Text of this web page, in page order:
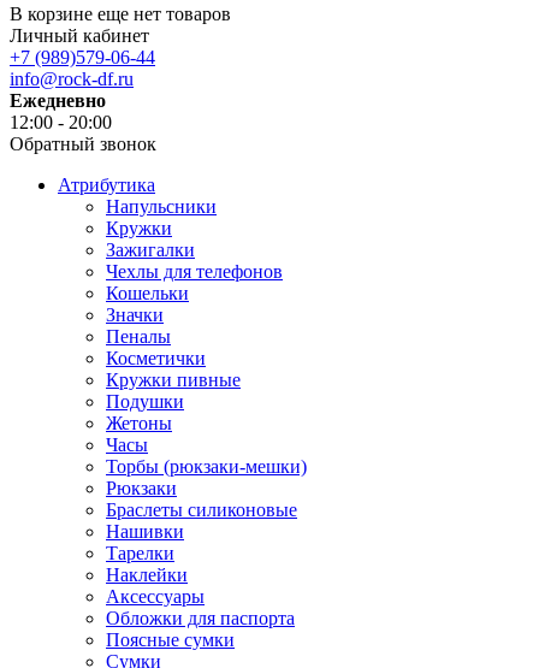
В корзине еще нет товаров
Личный кабинет
+7 (989)579-06-44
info@rock-df.ru
Ежедневно
12:00 - 20:00
Обратный звонок
Атрибутика
Напульсники
Кружки
Зажигалки
Чехлы для телефонов
Кошельки
Значки
Пеналы
Косметички
Кружки пивные
Подушки
Жетоны
Часы
Торбы (рюкзаки-мешки)
Рюкзаки
Браслеты силиконовые
Нашивки
Тарелки
Наклейки
Аксессуары
Обложки для паспорта
Поясные сумки
Сумки